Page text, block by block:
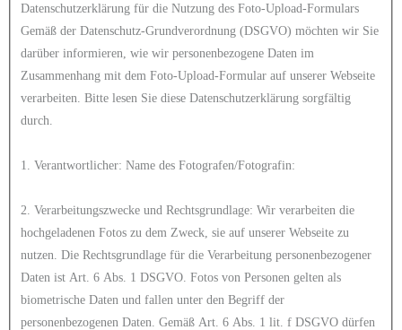
Datenschutzerklärung für die Nutzung des Foto-Upload-Formulars
Gemäß der Datenschutz-Grundverordnung (DSGVO) möchten wir Sie
darüber informieren, wie wir personenbezogene Daten im
Zusammenhang mit dem Foto-Upload-Formular auf unserer Webseite
verarbeiten. Bitte lesen Sie diese Datenschutzerklärung sorgfältig
durch.
1. Verantwortlicher: Name des Fotografen/Fotografin:
2. Verarbeitungszwecke und Rechtsgrundlage: Wir verarbeiten die
hochgeladenen Fotos zu dem Zweck, sie auf unserer Webseite zu
nutzen. Die Rechtsgrundlage für die Verarbeitung personenbezogener
Daten ist Art. 6 Abs. 1 DSGVO. Fotos von Personen gelten als
biometrische Daten und fallen unter den Begriff der
personenbezogenen Daten. Gemäß Art. 6 Abs. 1 lit. f DSGVO dürfen